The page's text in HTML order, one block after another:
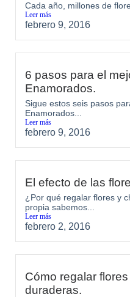
Cada año, millones de
Leer más
febrero 9, 2016
6 pasos para el
Enamorados.
Sigue estos seis pasos
Enamorados...
Leer más
febrero 9, 2016
El efecto de las
¿Por qué regalar flores y
propia sabemos...
Leer más
febrero 2, 2016
Cómo regalar
duraderas.